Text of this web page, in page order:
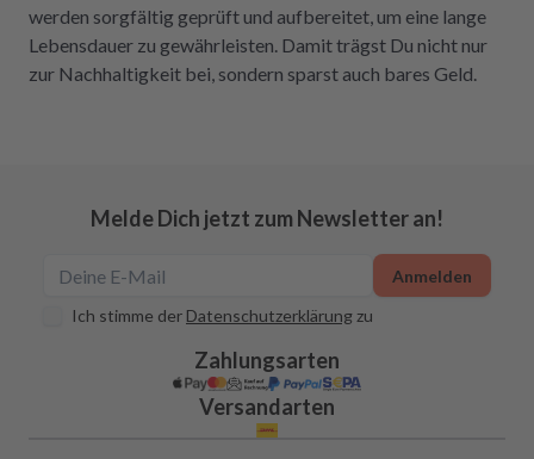
werden sorgfältig geprüft und aufbereitet, um eine lange
Lebensdauer zu gewährleisten. Damit trägst Du nicht nur
zur Nachhaltigkeit bei, sondern sparst auch bares Geld.
Melde Dich jetzt zum Newsletter an!
Ich stimme der Datenschutzerklärung zu
Anmelden
Zahlungsarten
Versandarten